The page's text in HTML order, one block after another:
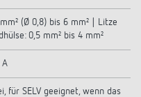
(Ø 0,8) bis 6 mm² | Litze
0,5 mm² bis 4 mm²
A
für SELV geeignet, wenn das